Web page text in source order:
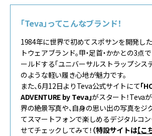
「Teva」ってこんなブランド！
1984年に世界で初めてスポサンを開発し
トウェアブランド。甲・足首・かかとの3点
ールドする「ユニバーサルストラップシス
のような軽い履き心地が魅力です。
また、6月12日よりTeva公式サイトにて「
ADVENTURE by Teva」がスタート！Teva
界の絶景写真や、自身の思い出の写真をジ
てスマートフォンで楽しめるデジタルコン
せてチェックしてみて！ （特設サイトは【こ